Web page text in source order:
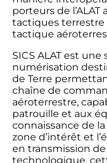
porteurs de
tactiques terrestre
tactique
SICS ALAT est
numérisation
de Terre
chaîne de
aéroterrestre,
patrouille et aux
connaissance de
zone d’intérêt et
en transmission
technologique,